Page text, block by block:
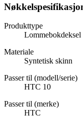
Produkttype
Materiale
Syntetisk skinn
Passer til (modell/serie)
HTC 10
Passer til (merke)
HTC